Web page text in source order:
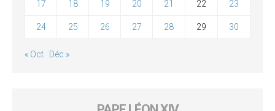
17 18 19 20 21 22 23
24 25 26 27 28 29 30
« Oct Déc »